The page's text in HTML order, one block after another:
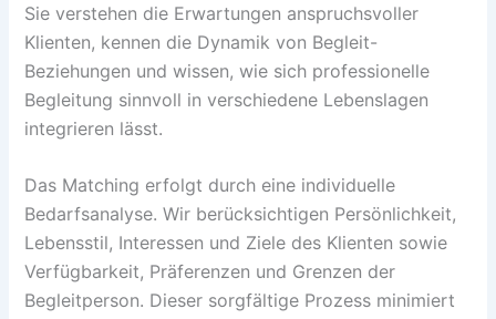
Sie verstehen die Erwartungen anspruchsvoller
Klienten, kennen die Dynamik von Begleit-
Beziehungen und wissen, wie sich professionelle
Begleitung sinnvoll in verschiedene Lebenslagen
integrieren lässt.
Das Matching erfolgt durch eine individuelle
Bedarfsanalyse. Wir berücksichtigen Persönlichkeit,
Lebensstil, Interessen und Ziele des Klienten sowie
Verfügbarkeit, Präferenzen und Grenzen der
Begleitperson. Dieser sorgfältige Prozess minimiert